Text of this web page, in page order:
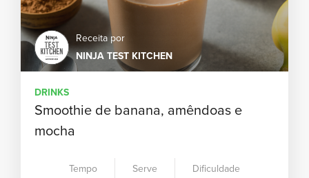
Receita por
NINJA TEST KITCHEN
DRINKS
Smoothie de banana, amêndoas e
mocha
Tempo
Serve
Dificuldade